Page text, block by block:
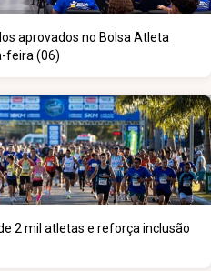
aprovados no Bolsa Atleta
feira (06)
2 mil atletas e reforça inclusão